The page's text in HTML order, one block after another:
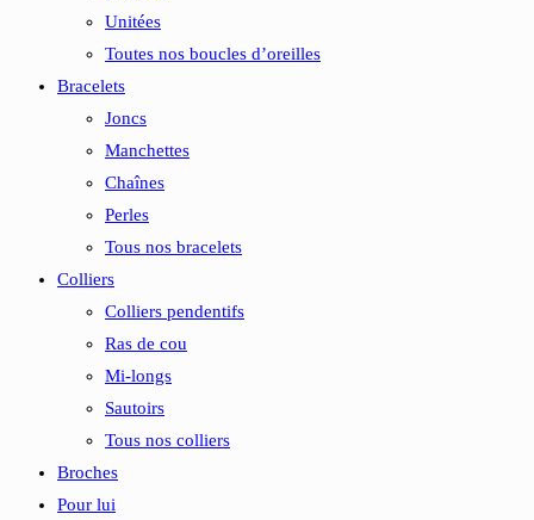
Unitées
Toutes nos boucles d’oreilles
Bracelets
Joncs
Manchettes
Chaînes
Perles
Tous nos bracelets
Colliers
Colliers pendentifs
Ras de cou
Mi-longs
Sautoirs
Tous nos colliers
Broches
Pour lui